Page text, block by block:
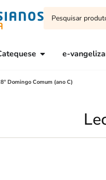
e-
Domingo Comum (ano C)